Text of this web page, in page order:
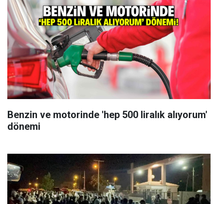
Benzin ve motorinde 'hep 500 liralık alıyorum'
dönemi